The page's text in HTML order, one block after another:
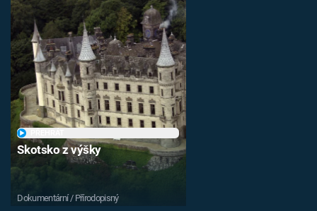
Skotsko z výšky
Dokumentární / Přírodopisný